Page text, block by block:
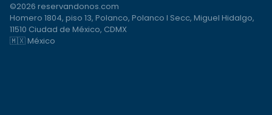
©2026 reservandonos.com
Homero 1804, piso 13, Polanco, Polanco I Secc, Miguel Hidalgo,
11510 Ciudad de México, CDMX
🇲🇽 México